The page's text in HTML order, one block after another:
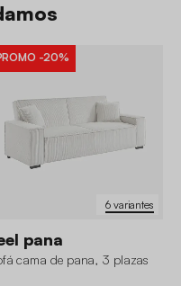
6 variantes
-20%
pana
cama de pana, 3 plazas